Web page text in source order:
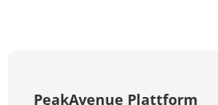
PeakAvenue Plattform